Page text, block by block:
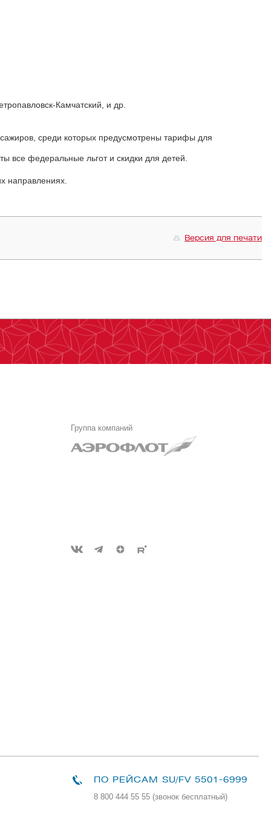
Камчатский, и др.
среди которых предусмотрены тарифы для
все федеральные льгот и скидки для детей.
направлениях.
Версия для печати
Группа компаний
ПО РЕЙСАМ SU/FV 5501-6999
8 800 444 55 55 (звонок бесплатный)